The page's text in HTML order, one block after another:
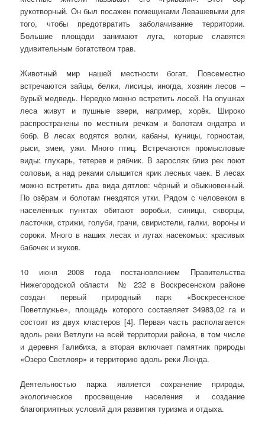
рукотворный. Он был посажен помещиками Левашевыми для
того, чтобы предотвратить заболачивание территории.
Большие площади занимают луга, которые славятся
удивительным богатством трав.
Животный мир нашей местности богат. Повсеместно
встречаются зайцы, белки, лисицы, иногда, хозяин лесов –
бурый медведь. Нередко можно встретить лосей. На опушках
леса живут и пушные звери, например, хорёк. Широко
распространены по местным речкам и болотам ондатра и
бобр. В лесах водятся волки, кабаны, куницы, горностаи,
рыси, змеи, ужи. Много птиц. Встречаются промысловые
виды: глухарь, тетерев и рябчик. В зарослях близ рек поют
соловьи, а над реками слышится крик лесных чаек. В лесах
можно встретить два вида дятлов: чёрный и обыкновенный.
По озёрам и болотам гнездятся утки. Рядом с человеком в
населённых пунктах обитают воробьи, синицы, скворцы,
ласточки, стрижи, голуби, грачи, свиристели, галки, вороны и
сороки. Много в наших лесах и лугах насекомых: красивых
бабочек и жуков.
10 июня 2008 года постановлением Правительства
Нижегородской области № 232 в Воскресенском районе
создан первый природный парк «Воскресенское
Поветлужье», площадь которого составляет 34983,02 га и
состоит из двух кластеров [4]. Первая часть располагается
вдоль реки Ветлуги на всей территории района, в том числе
и деревня Галибиха, а вторая включает памятник природы
«Озеро Светлояр» и территорию вдоль реки Люнда.
Деятельностью парка является сохранение природы,
экологическое просвещение населения и создание
благоприятных условий для развития туризма и отдыха.